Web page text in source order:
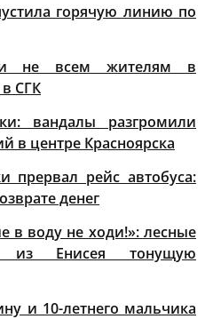
горячую линию по
не всем жителям в
в СГК
вандалы разгромили
в центре Красноярска
прервал рейс автобуса:
денег
в воду не ходи!»: лесные
из Енисея тонущую
и 10-летнего мальчика